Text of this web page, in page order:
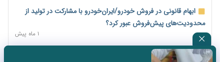
۱۴ مرداد؛ اولین «روز ملی کارفرما» در تقویم رسمی ایران/«روز ملی
کارفرما» چگونه به تقویم رسمی کشور رسید؟
۱ روز پیش
ابهام قانونی در فروش خودرو/ایران‌خودرو با مشارکت در تولید از
محدودیت‌های پیش‌فروش عبور کرد؟
۱ ماه پیش
سه نماد جدید اخزا در فرابورس پذیرش شد